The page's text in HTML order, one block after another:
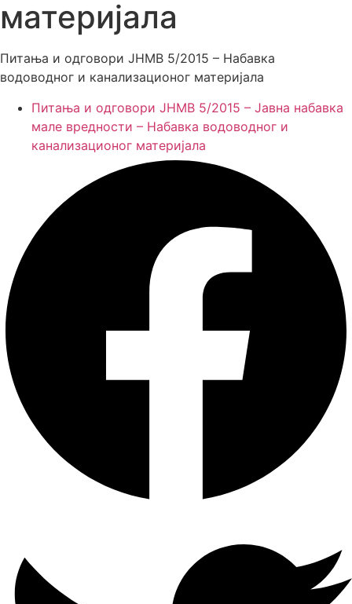
Питања и одговори ЈНМВ 5/2015 – Набавка
Питања и одговори ЈНМВ 5/2015 – Јавна набавка
мале вредности – Набавка водоводног и